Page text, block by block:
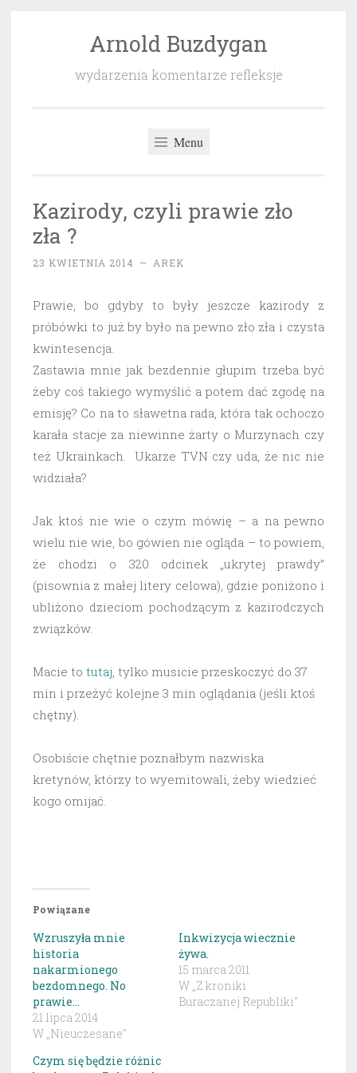
Arnold Buzdygan
wydarzenia komentarze refleksje
Menu
Kazirody, czyli prawie zło
zła ?
23 KWIETNIA 2014 ~ AREK
Prawie, bo gdyby to były jeszcze kazirody z
próbówki to już by było na pewno zło zła i czysta
kwintesencja.
Zastawia mnie jak bezdennie głupim trzeba być
żeby coś takiego wymyślić a potem dać zgodę na
emisję? Co na to sławetna rada, która tak ochoczo
karała stacje za niewinne żarty o Murzynach czy
też Ukrainkach. Ukarze TVN czy uda, że nic nie
widziała?
Jak ktoś nie wie o czym mówię – a na pewno
wielu nie wie, bo gówien nie ogląda – to powiem,
że chodzi o 320 odcinek „ukrytej prawdy”
(pisownia z małej litery celowa), gdzie poniżono i
ubliżono dzieciom pochodzącym z kazirodczych
związków.
Macie to tutaj, tylko musicie przeskoczyć do 37
min i przeżyć kolejne 3 min oglądania (jeśli ktoś
chętny).
Osobiście chętnie poznałbym nazwiska
kretynów, którzy to wyemitowali, żeby wiedzieć
kogo omijać.
Powiązane
Wzruszyła mnie
historia
nakarmionego
bezdomnego. No
prawie…
21 lipca 2014
W „Nieuczesane"
Inkwizycja wiecznie
żywa.
15 marca 2011
W „Z kroniki
Buraczanej Republiki"
Czym się będzie różnic